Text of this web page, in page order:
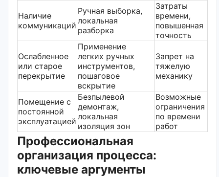
Наличие
коммуникаций
Ручная выборка,
локальная
разборка
Затраты
времени,
повышенная
точность
Ослабленное
или старое
перекрытие
Применение
легких ручных
инструментов,
пошаговое
вскрытие
Запрет на
тяжелую
механику
Помещение с
постоянной
эксплуатацией
Безпылевой
демонтаж,
локальная
изоляция зон
Возможные
ограничения
по времени
работ
Профессиональная
организация процесса:
ключевые аргументы